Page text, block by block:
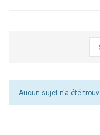
Aucun sujet n'a été